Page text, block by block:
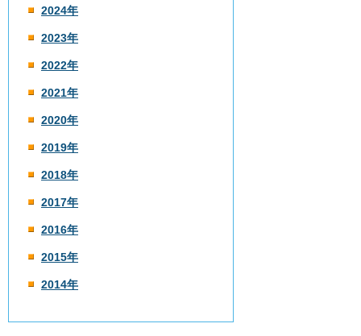
2024年
2023年
2022年
2021年
2020年
2019年
2018年
2017年
2016年
2015年
2014年